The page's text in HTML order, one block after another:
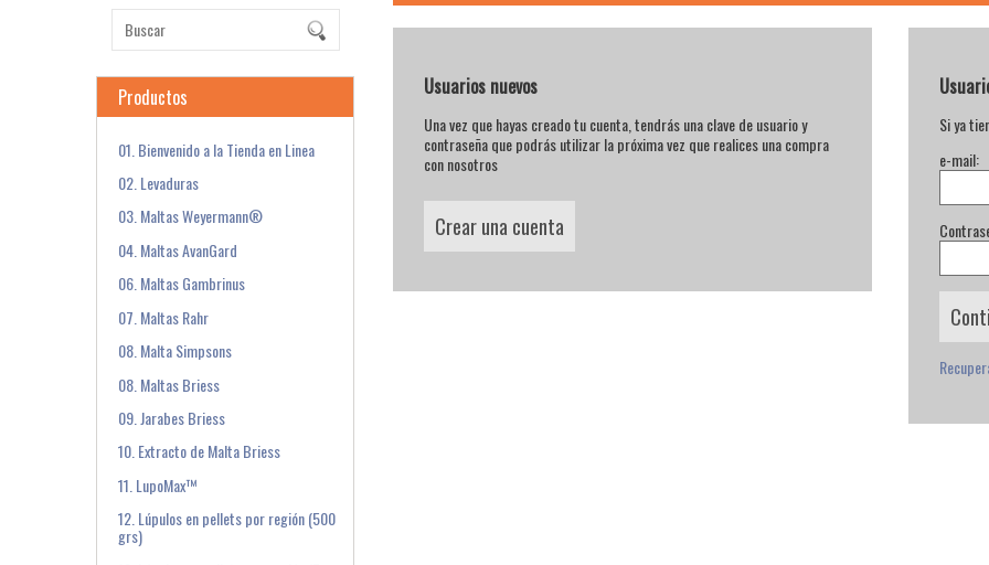
Productos
01. Bienvenido a la Tienda en Linea
02. Levaduras
03. Maltas Weyermann®
04. Maltas AvanGard
06. Maltas Gambrinus
07. Maltas Rahr
08. Malta Simpsons
08. Maltas Briess
09. Jarabes Briess
10. Extracto de Malta Briess
11. LupoMax™
12. Lúpulos en pellets por región (500
grs)
Usuarios nuevos
Una vez que hayas creado tu cuenta, tendrás una clave de usuario y
contraseña que podrás utilizar la próxima vez que realices una compra
con nosotros
Crear una cuenta
Si ya
e-mail: